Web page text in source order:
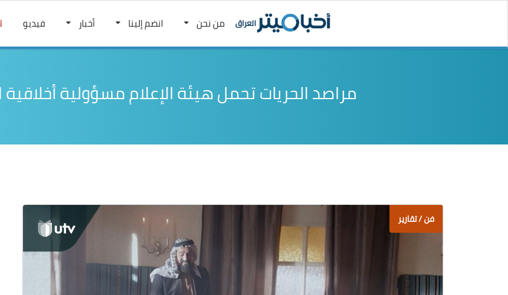
العراق من نحن انضم إلينا أخبار فيديو
مراصد الحريات تحمل هيئة الإعلام مسؤولية
فن / تقارير